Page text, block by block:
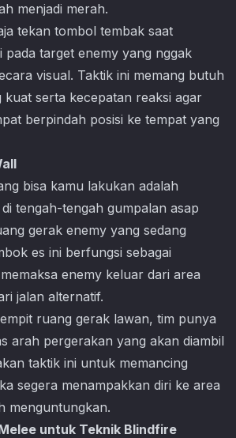
menjadi merah.
tekan tombol tembak saat
target enemy yang nggak
visual. Taktik ini memang butuh
kuat serta kecepatan reaksi agar
berpindah posisi ke tempat yang
bisa kamu lakukan adalah
tengah-tengah gumpalan asap
gerak enemy yang sedang
es ini berfungsi sebagai
enemy keluar dari area
jalan alternatif.
ruang gerak lawan, tim punya
arah pergerakan yang akan diambil
taktik ini untuk memancing
segera menampakkan diri ke area
menguntungkan.
untuk Teknik Blindfire